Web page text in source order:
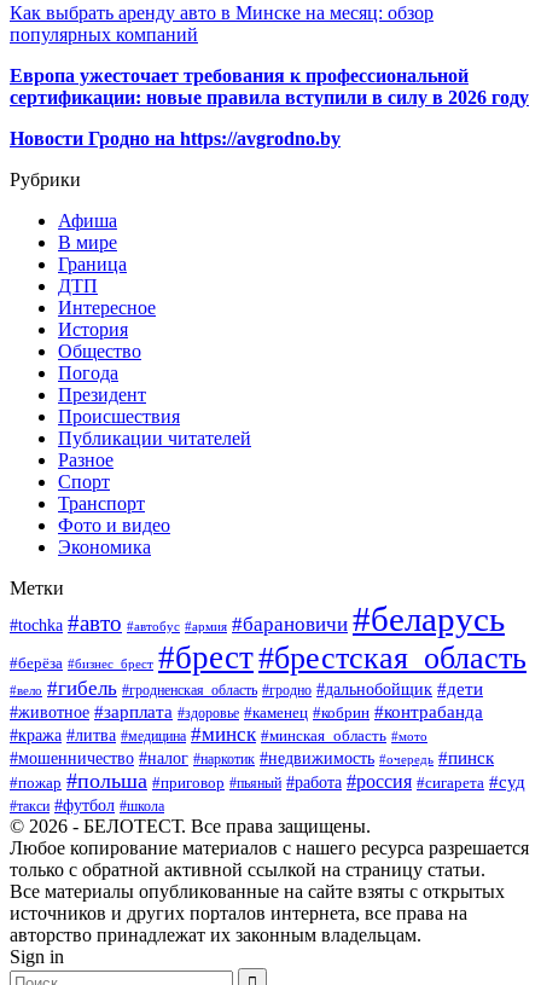
Как выбрать аренду авто в Минске на месяц: обзор
популярных компаний
Европа ужесточает требования к профессиональной
сертификации: новые правила вступили в силу в 2026 году
Новости Гродно на https://avgrodno.by
Рубрики
Афиша
В мире
Граница
ДТП
Интересное
История
Общество
Погода
Президент
Происшествия
Публикации читателей
Разное
Спорт
Транспорт
Фото и видео
Экономика
Метки
#tochka #авто #автобус #армия #барановичи #беларусь
#берёза #бизнес_брест #брест#брестская_область
#вело #гибель #гродненская_область #гродно #дальнобойщик #дети
#животное #зарплата #здоровье #каменец #кобрин #контрабанда
#кража #литва #медицина #минск #минская_область #мото
#мошенничество #налог #наркотик #недвижимость #очередь #пинск
#пожар #польша #приговор #пьяный #работа #россия #сигарета #суд
#такси #футбол #школа
© 2026 - БЕЛОТЕСТ. Все права защищены.
Любое копирование материалов с нашего ресурса разрешается
только с обратной активной ссылкой на страницу статьи.
Все материалы опубликованные на сайте взяты с открытых
источников и других порталов интернета, все права на
авторство принадлежат их законным владельцам.
Sign in